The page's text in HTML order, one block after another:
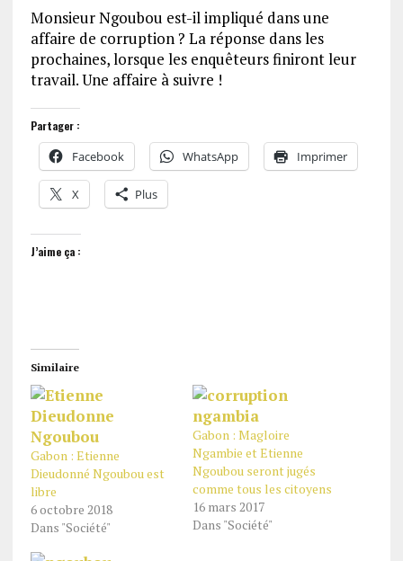
Monsieur Ngoubou est-il impliqué dans une
affaire de corruption ? La réponse dans les
prochaines, lorsque les enquêteurs finiront leur
travail. Une affaire à suivre !
Partager :
Facebook WhatsApp Imprimer
X Plus
J’aime ça :
Similaire
Gabon : Etienne
Dieudonné Ngoubou est
libre
6 octobre 2018
Dans "Société"
Gabon : Magloire
Ngambie et Etienne
Ngoubou seront jugés
comme tous les citoyens
16 mars 2017
Dans "Société"